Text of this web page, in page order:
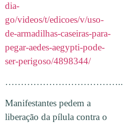
dia-
go/videos/t/edicoes/v/uso-
de-armadilhas-caseiras-para-
pegar-aedes-aegypti-pode-
ser-perigoso/4898344/
………………………………..
Manifestantes pedem a
liberação da pílula contra o